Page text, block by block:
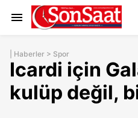
Haberler > Spor
Icardi için
kulüp değil,